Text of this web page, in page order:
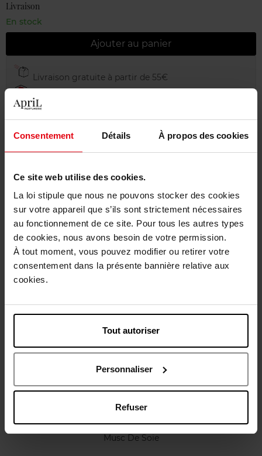
Consentement Détails À propos des cookies
Ce site web utilise des cookies.
La loi stipule que nous ne pouvons stocker des cookies
sur votre appareil que s’ils sont strictement nécessaires
au fonctionnement de ce site. Pour tous les autres types
de cookies, nous avons besoin de votre permission.
À tout moment, vous pouvez modifier ou retirer votre
consentement dans la présente bannière relative aux
cookies.
Tout autoriser
Personnaliser
Refuser
Livraison
En stock
Ajouter au panier
Livraison gratuite à partir de 55€
Retour gratuit dans votre magasin
Emballage cadeau offert
Caractéristiques
Avis client Politique relative aux avis des clients
Vous aimerez peut-être
Musc De Soie